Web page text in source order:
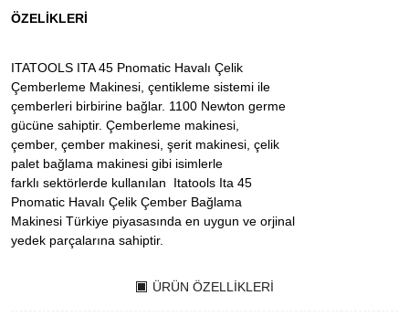
ÖZELİKLERİ
ITATOOLS ITA 45 Pnomatic Havalı Çelik
Çemberleme Makinesi, çentikleme sistemi ile
çemberleri birbirine bağlar. 1100 Newton germe
gücüne sahiptir. Çemberleme makinesi,
çember, çember makinesi, şerit makinesi, çelik
palet bağlama makinesi gibi isimlerle
farklı sektörlerde kullanılan Itatools Ita 45
Pnomatic Havalı Çelik Çember Bağlama
Makinesi Türkiye piyasasında en uygun ve orjinal
yedek parçalarına sahiptir.
ÜRÜN ÖZELLIKLERI